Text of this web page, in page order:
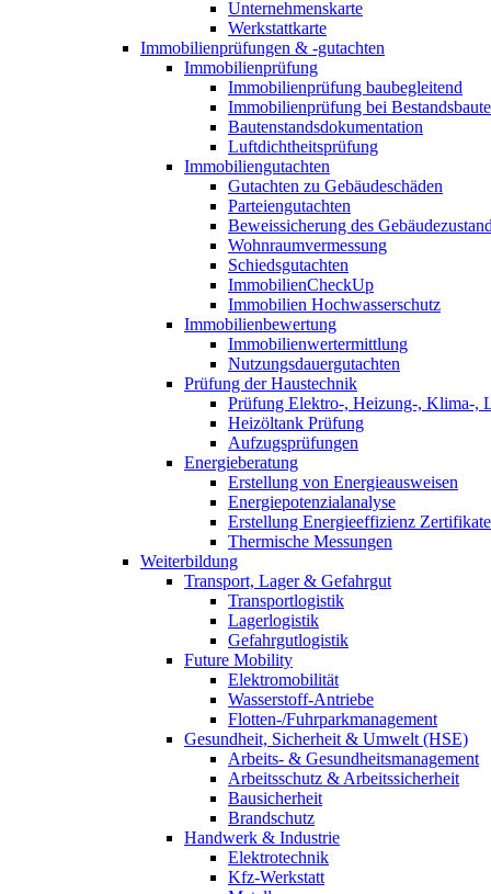
Unternehmenskarte
Werkstattkarte
Immobilienprüfungen & -gutachten
Immobilienprüfung
Immobilienprüfung baubegleitend
Immobilienprüfung bei
Bautenstandsdokumentation
Luftdichtheitsprüfung
Immobiliengutachten
Gutachten zu Gebäudeschäden
Parteiengutachten
Beweissicherung des
Wohnraumvermessung
Schiedsgutachten
ImmobilienCheckUp
Immobilien Hochwasserschutz
Immobilienbewertung
Immobilienwertermittlung
Nutzungsdauergutachten
Prüfung der Haustechnik
Prüfung Elektro-, Heizung-, Klima-,
Heizöltank Prüfung
Aufzugsprüfungen
Energieberatung
Erstellung von Energieausweisen
Energiepotenzialanalyse
Erstellung Energieeffizienz Zertifikate
Thermische Messungen
Weiterbildung
Transport, Lager & Gefahrgut
Transportlogistik
Lagerlogistik
Gefahrgutlogistik
Future Mobility
Elektromobilität
Wasserstoff-Antriebe
Flotten-/Fuhrparkmanagement
Gesundheit, Sicherheit & Umwelt (HSE)
Arbeits- & Gesundheitsmanagement
Arbeitsschutz & Arbeitssicherheit
Bausicherheit
Brandschutz
Handwerk & Industrie
Elektrotechnik
Kfz-Werkstatt